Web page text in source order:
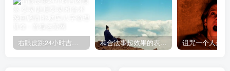
右眼皮跳24小时吉凶预兆 和合法事起效果的表现，出现这些就要留意了